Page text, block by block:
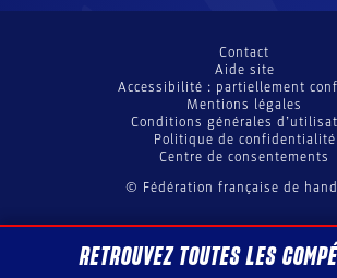
© Fédération française de
Contact
Aide site
Accessibilité : partiellement
Mentions légales
Conditions générales
Politique de confidentialité
Centre de consentements
RETROUVEZ TOUTES LES